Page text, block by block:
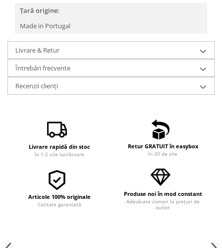
Țară origine:
Made in Portugal
Livrare & Retur
Întrebări frecvente
Recenzii clienți
Livrare rapidă din stoc
în 1-2 zile lucrătoare
Retur GRATUIT în easybox
în 30 de zile
Articole 100% originale
Calitate garantată
Produse noi în mod constant
Adevărate comori la prețuri de
outlet